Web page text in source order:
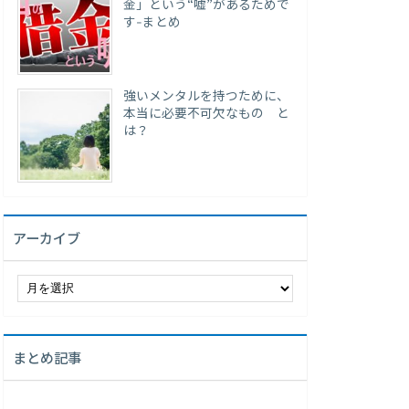
金」という“嘘”があるためで
す-まとめ
強いメンタルを持つために、
本当に必要不可欠なもの と
は？
アーカイブ
イ
ブまとめ記事